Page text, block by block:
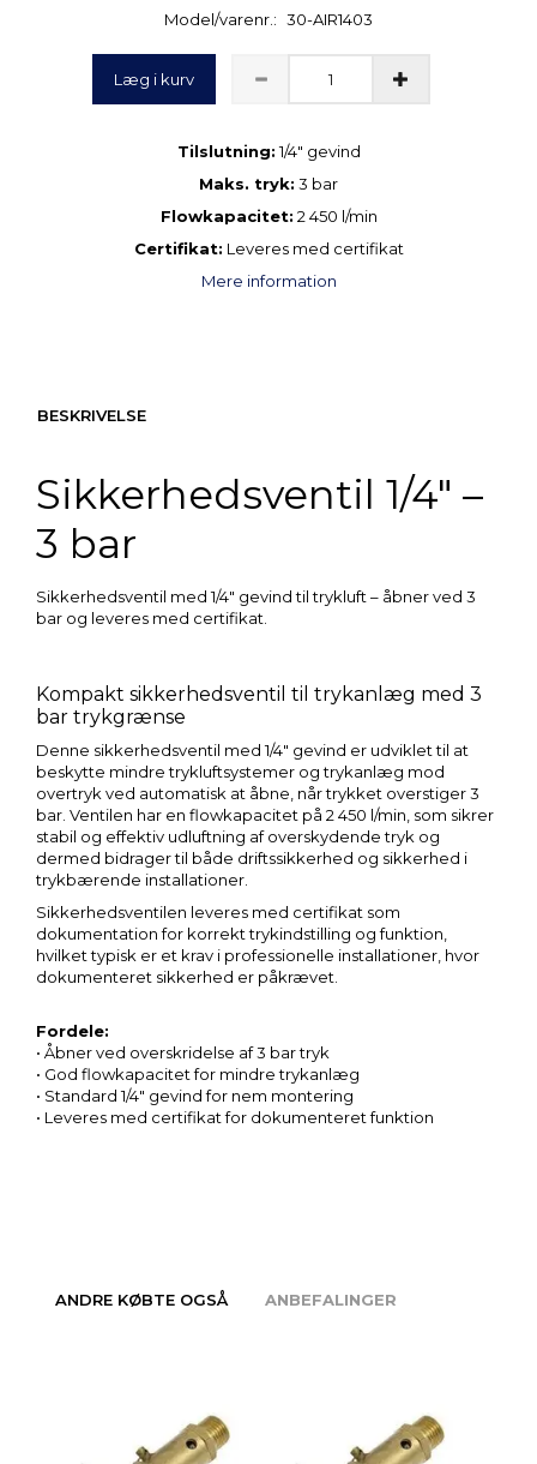
Model/varenr.: 30-AIR1403
Læg i kurv
Tilslutning:1/4″ gevind
Maks. tryk: 3 bar
Flowkapacitet: 2 450 l/min
Certifikat: Leveres med certifikat
Mere information
BESKRIVELSE
Sikkerhedsventil 1/4″ –
3 bar
Sikkerhedsventil med 1/4″ gevind til trykluft – åbner ved 3
bar og leveres med certifikat.
Kompakt sikkerhedsventil til trykanlæg med 3
bar trykgrænse
Denne sikkerhedsventil med 1/4″ gevind er udviklet til at
beskytte mindre trykluftsystemer og trykanlæg mod
overtryk ved automatisk at åbne, når trykket overstiger 3
bar. Ventilen har en flowkapacitet på 2 450 l/min, som sikrer
stabil og effektiv udluftning af overskydende tryk og
dermed bidrager til både driftssikkerhed og sikkerhed i
trykbærende installationer.
Sikkerhedsventilen leveres med certifikat som
dokumentation for korrekt trykindstilling og funktion,
hvilket typisk er et krav i professionelle installationer, hvor
dokumenteret sikkerhed er påkrævet.
Fordele:
• Åbner ved overskridelse af 3 bar tryk
• God flowkapacitet for mindre trykanlæg
• Standard 1/4″ gevind for nem montering
• Leveres med certifikat for dokumenteret funktion
ANDRE KØBTE OGSÅ ANBEFALINGER